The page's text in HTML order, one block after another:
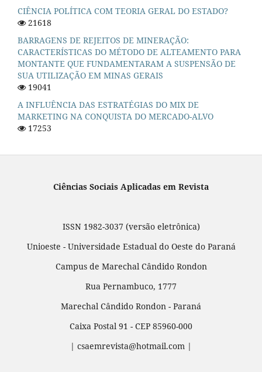
CIÊNCIA POLÍTICA COM TEORIA GERAL DO ESTADO?
21618
BARRAGENS DE REJEITOS DE MINERAÇÃO:
CARACTERÍSTICAS DO MÉTODO DE ALTEAMENTO PARA
MONTANTE QUE FUNDAMENTARAM A SUSPENSÃO DE
SUA UTILIZAÇÃO EM MINAS GERAIS
19041
A INFLUÊNCIA DAS ESTRATÉGIAS DO MIX DE
MARKETING NA CONQUISTA DO MERCADO-ALVO
17253
Ciências Sociais Aplicadas em Revista
ISSN 1982-3037 (versão eletrônica)
Unioeste - Universidade Estadual do Oeste do Paraná
Campus de Marechal Cândido Rondon
Rua Pernambuco, 1777
Marechal Cândido Rondon - Paraná
Caixa Postal 91 - CEP 85960-000
| csaemrevista@hotmail.com |